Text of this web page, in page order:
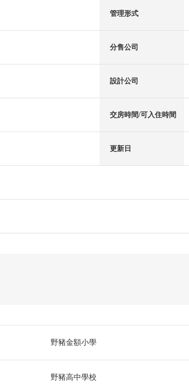
管理形式
分售公司
設計公司
交房時間/可入住時間
更新日
野豬金額小學
野豬高中學校